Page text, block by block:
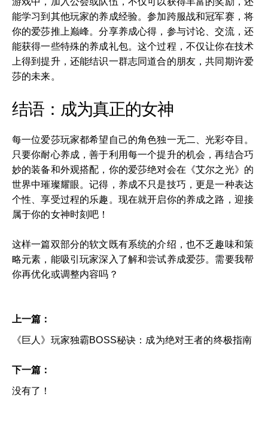
能学习到其他玩家的养成经验。参加跨服战和冠军赛，将
你的爱莎推上巅峰。分享养成心得，参与讨论、交流，还
能获得一些特殊的养成礼包。这个过程，不仅让你在技术
上得到提升，还能结识一群志同道合的朋友，共同期许爱
莎的未来。
结语：成为真正的女神
每一位爱莎玩家都希望自己的角色独一无二、光彩夺目。
只要你耐心养成，善于利用每一个提升的机会，再结合巧
妙的装备和外观搭配，你的爱莎绝对会在《艾尔之光》的
世界中璀璨耀眼。记得，养成不只是技巧，更是一种表达
个性、享受过程的乐趣。现在就开启你的养成之路，迎接
属于你的女神时刻吧！
这样一篇双部分的软文既有系统的介绍，也不乏趣味和策
略元素，能吸引玩家深入了解和尝试养成爱莎。需要我帮
你再优化或调整内容吗？
上一篇：
《巨人》玩家独霸BOSS秘诀：成为绝对王者的终极指南
下一篇：
没有了！